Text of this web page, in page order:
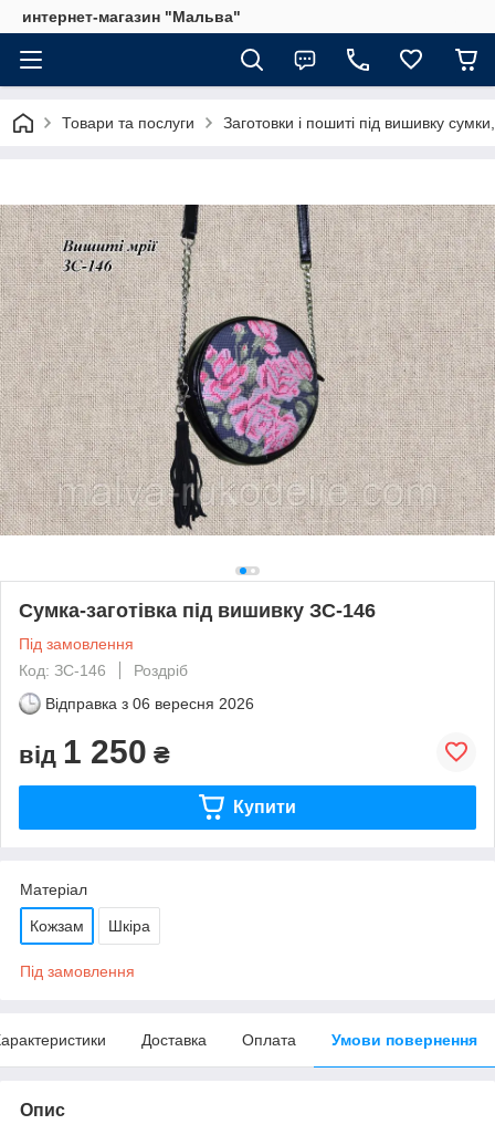
интернет-магазин "Мальва"
Товари та послуги Заготовки і пошиті під вишивку
Сумка-заготівка під вишивку ЗС-146
Під замовлення
Код: ЗС-146
Роздріб
Відправка з 06 вересня 2026
від 1 250 ₴
Купити
Матеріал
Кожзам Шкіра
Під замовлення
Доставка Оплата Умови повернення
Опис